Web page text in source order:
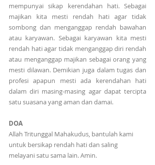
mempunyai sikap kerendahan hati. Sebagai
majikan kita mesti rendah hati agar tidak
sombong dan menganggap rendah bawahan
atau karyawan. Sebagai karyawan kita mesti
rendah hati agar tidak menganggap diri rendah
atau menganggap majikan sebagai orang yang
mesti dilawan. Demikian juga dalam tugas dan
profesi apapun mesti ada kerendahan hati
dalam diri masing-masing agar dapat tercipta
satu suasana yang aman dan damai.
DOA
Allah Tritunggal Mahakudus, bantulah kami
untuk bersikap rendah hati dan saling
melayani satu sama lain. Amin.